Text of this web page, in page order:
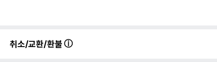
취소/교환/환불